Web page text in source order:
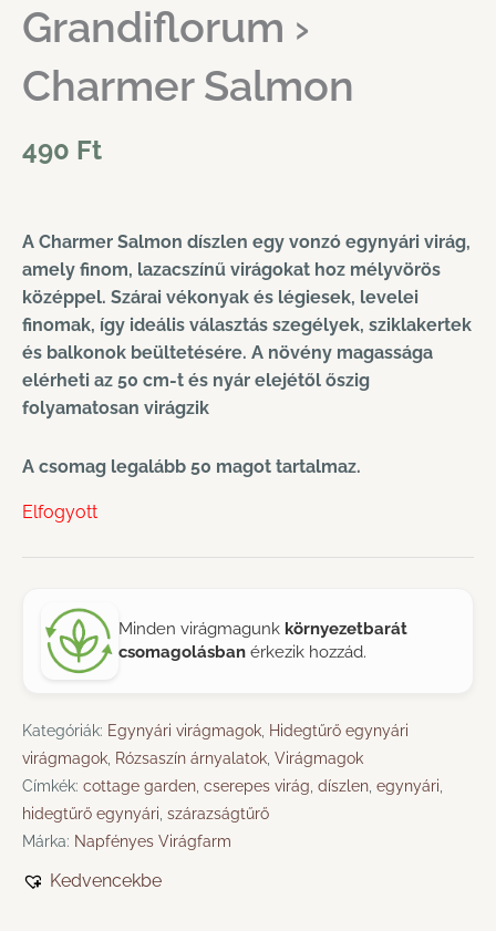
Grandiflorum ›
Charmer Salmon
490 Ft
A Charmer Salmon díszlen egy vonzó egynyári virág,
amely finom, lazacszínű virágokat hoz mélyvörös
középpel. Szárai vékonyak és légiesek, levelei
finomak, így ideális választás szegélyek, sziklakertek
és balkonok beültetésére. A növény magassága
elérheti az 50 cm-t és nyár elejétől őszig
folyamatosan virágzik
A csomag legalább 50 magot tartalmaz.
Elfogyott
Minden virágmagunk környezetbarát
csomagolásban érkezik hozzád.
Kategóriák: Egynyári virágmagok Hidegtűrő egynyári
virágmagok Rózsaszín árnyalatok Virágmagok
Címkék: cottage garden cserepes virág díszlen egynyári
hidegtűrő egynyári szárazságtűrő
Márka: Napfényes Virágfarm
Kedvencekbe